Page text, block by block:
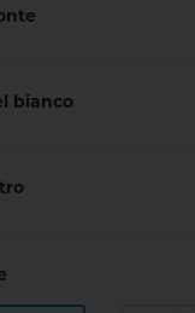
bianco